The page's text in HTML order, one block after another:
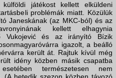
játékost kellett elküldeni
problémák miatt. Közülük
Janeskának (az MKC-ból) és az
kellett elhagynia
Vukojević és az irányító Bízik
igazolt, a beálló
került át. Rajtuk kívül még
idény közben másik csapatba
természetesen nem